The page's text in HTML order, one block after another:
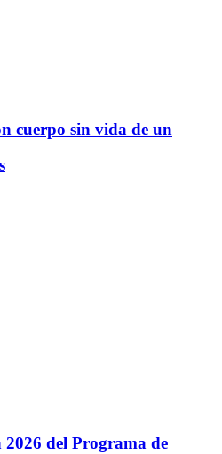
cuerpo sin vida de un
del Programa de